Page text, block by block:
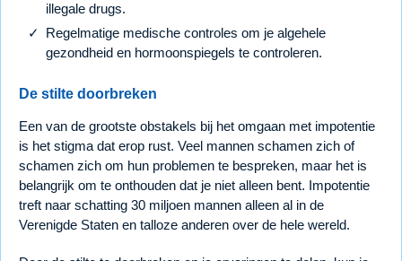
illegale drugs.
Regelmatige medische controles om je algehele
gezondheid en hormoonspiegels te controleren.
De stilte doorbreken
Een van de grootste obstakels bij het omgaan met impotentie
is het stigma dat erop rust. Veel mannen schamen zich of
schamen zich om hun problemen te bespreken, maar het is
belangrijk om te onthouden dat je niet alleen bent. Impotentie
treft naar schatting 30 miljoen mannen alleen al in de
Verenigde Staten en talloze anderen over de hele wereld.